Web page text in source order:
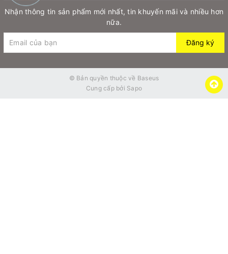
Nhận thông tin sản phẩm mới nhất, tin khuyến mãi và nhiều hơn
nữa.
Đăng ký
© Bản quyền thuộc về Baseus
Cung cấp bởi Sapo